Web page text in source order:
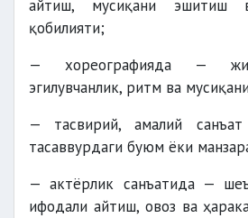
айтиш, мусиқани эшитиш
қобилияти;
— хореографияда —
эгилувчанлик, ритм ва
— тасвирий, амалий
тасаввурдаги буюм ёки
— актёрлик санъатида —
ифодали айтиш, овоз ва